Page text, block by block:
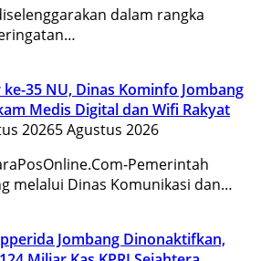
dalam rangka
35 NU, Dinas Kominfo Jombang
Medis Digital dan Wifi Rakyat
20265 Agustus 2026
Pemerintah
melalui Dinas Komunikasi dan…
Jombang Dinonaktifkan,